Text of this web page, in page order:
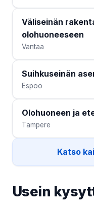
Väliseinän
olohuoneeseen
Vantaa
Suihkuseinän
Espoo
Olohuoneen ja
Tampere
Katso
Usein